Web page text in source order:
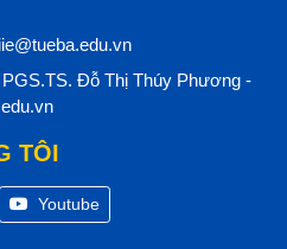
PGS.TS. Đỗ Thị Thúy Phương -
TÔI
Youtube